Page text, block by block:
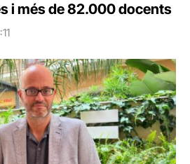
i més de 82.000 docents